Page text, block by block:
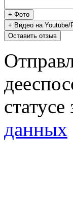
статусе
данных